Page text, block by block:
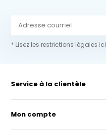
* Lisez les restrictions légales ici
Service à la clientèle
Mon compte